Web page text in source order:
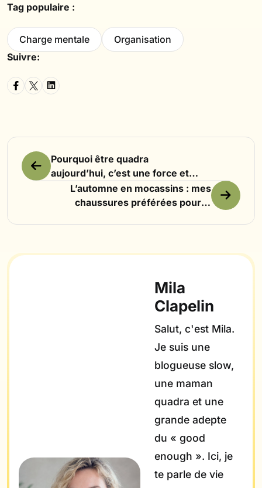
Tag populaire :
Charge mentale
Organisation
Suivre:
Pourquoi être quadra
aujourd’hui, c’est une force et
pas une crise ?
L’automne en mocassins : mes
chaussures préférées pour la
Mila
Clapelin
Salut, c'est Mila.
Je suis une
blogueuse slow,
une maman
quadra et une
grande adepte
du « good
enough ». Ici, je
te parle de vie